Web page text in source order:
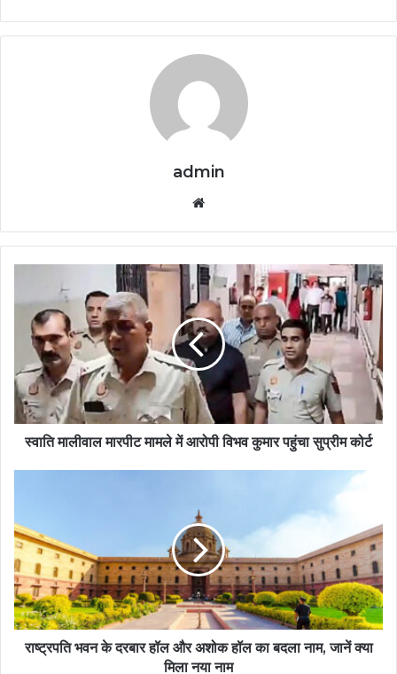
admin
स्वाति मालीवाल मारपीट मामले में आरोपी विभव कुमार पहुंचा सुप्रीम कोर्ट
राष्ट्रपति भवन के दरबार हॉल और अशोक हॉल का बदला नाम, जानें क्या
मिला नया नाम